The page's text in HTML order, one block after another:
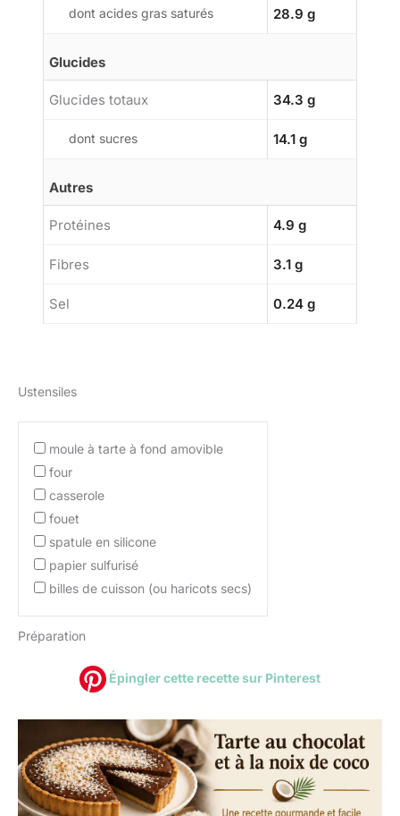
dont acides gras saturés 28.9 g
Glucides
Glucides totaux 34.3 g
dont sucres 14.1 g
Autres
Protéines 4.9 g
Fibres 3.1 g
Sel 0.24 g
Ustensiles
moule à tarte à fond amovible
four
casserole
fouet
spatule en silicone
papier sulfurisé
billes de cuisson (ou haricots secs)
Préparation
Épingler cette recette sur Pinterest